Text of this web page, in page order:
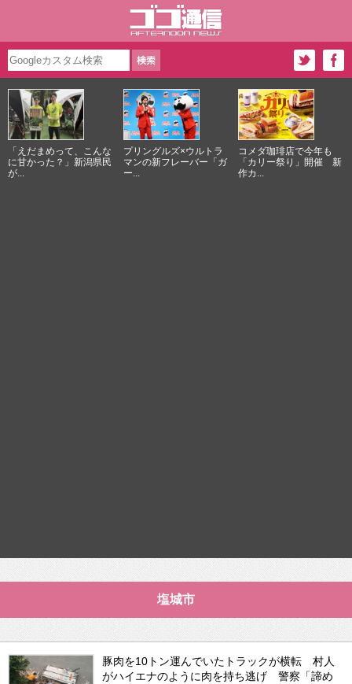
「えだまめって、こんな
に甘かった？」新潟県民
が...
プリングルズ×ウルトラ
マンの新フレーバー「ガ
ー...
コメダ珈琲店で今年も
「カリー祭り」開催 新
作カ...
塩城市
豚肉を10トン運んでいたトラックが横転 村人
がハイエナのように肉を持ち逃げ 警察「諦め